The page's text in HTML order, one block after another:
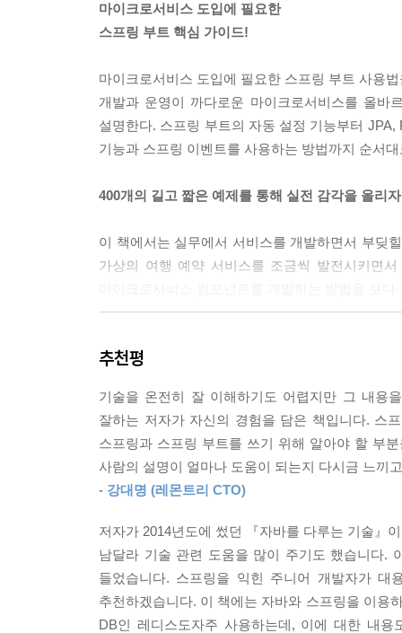
__8.9.7 일대일 연관 관계 설정
8.10 엔터티 상태 이벤트 처리
__8.11.1 스프링 부트 프레임워크의 OSIV 설정
9장 애플리케이션 통합: REST-API
9.1 RestTemplate 클래스
__9.1.2 RestTemplate 스프링 빈 설정
__9.1.4 RestTemplate 클래스
__9.1.5 RestTemplate 예제
10장 레디스와 스프링 캐시
10.1 레디스 소개 및 아키텍처
__10.1.1 레디스 센티넬 아키텍처
__10.1.2 레디스 클러스터 아키텍처
__10.1.3 레디스 자료 구조
__10.1.4 레디스 유효 기간
__10.2.1 RedisAutoConfiguration 자동 설정
__10.2.2 레디스 도커 설정
10.3 Lettuce 라이브러리와 커넥션 설정
__10.3.1 RedisConnectionFactory 설정
10.4 레디스 문자열 예제와 RedisSerializer 설정
마이크로서비스 도입에 필요한
스프링 부트 핵심 가이드!
마이크로서비스 도입에 필요한 스프링 부트 사용
개발과 운영이 까다로운 마이크로서비스를 올바
설명한다. 스프링 부트의 자동 설정 기능부터
기능과 스프링 이벤트를 사용하는 방법까지 순서
400개의 길고 짧은 예제를 통해 실전 감각을 올리
이 책에서는 실무에서 서비스를 개발하면서 부딪
가상의 여행 예약 서비스를 조금씩 발전시키면
프레임워크라 해도 과언이 아닙니다. 스프링 프
스프링 5까지 출시되었고 (이 글을 쓰는 시점을
스프링 프레임워크가 계속해서 대표 웹 프레임워
스프링 프레임워크는 스프링 부트라는 프로젝
사용하는 프레임워크로, 프레임워크를 가장 일
빠르게 사용할 수 있습니다. 우리는 그저 비즈
프레임워크에 대한 이해는 점점 낮아졌습니다.
이해가 필요합니다. 스프링 프레임워크에 대한
수 없습니다.
추천평
기술을 온전히 잘 이해하기도 어렵지만 그 내용
잘하는 저자가 자신의 경험을 담은 책입니다. 스
스프링과 스프링 부트를 쓰기 위해 알아야 할 부
사람의 설명이 얼마나 도움이 되는지 다시금 느끼
- 강대명 (레몬트리 CTO)
저자가 2014년도에 썼던 『자바를 다루는 기술』
남달라 기술 관련 도움을 많이 주기도 했습니다.
들었습니다. 스프링을 익힌 주니어 개발자가
추천하겠습니다. 이 책에는 자바와 스프링을 이용
DB인 레디스도자주 사용하는데, 이에 대한 내